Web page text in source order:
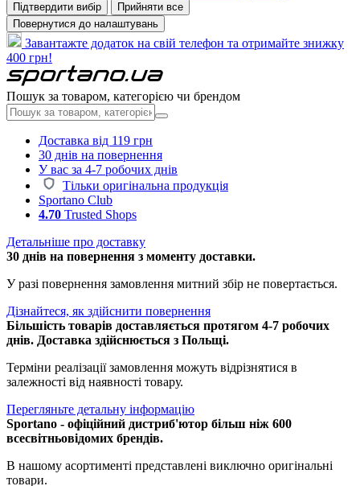
Підтвердити вибір
Прийняти все
Повернутися до налаштувань
Завантажте додаток на свій телефон та отримайте знижку
400 грн!
Пошук за товаром, категорією чи брендом
Доставка від 119 грн
30 днів на повернення
У вас за 4-7 робочих днів
Тільки оригінальна продукція
Sportano Club
4.70 Trusted Shops
Детальніше про доставку
30 днів на повернення з моменту доставки.
У разі повернення замовлення митний збір не повертається.
Дізнайтеся, як здійснити повернення
Більшість товарів доставляється протягом 4-7 робочих
днів. Доставка здійснюється з Польщі.
Терміни реалізації замовлення можуть відрізнятися в
залежності від наявності товару.
Перегляньте детальну інформацію
Sportano - офіційний дистриб'ютор більш ніж 600
всесвітньовідомих брендів.
В нашому асортименті представлені виключно оригінальні
товари.